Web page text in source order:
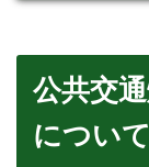
公共交
について